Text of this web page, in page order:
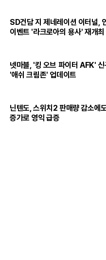
SD건담 지 제네레이션 이터널,
이벤트 '라크로아의 용사' 재개최
넷마블, '킹 오브 파이터 AFK' 신
'애쉬 크림존' 업데이트
닌텐도, 스위치2 판매량 감소에
증가로 영익 급증